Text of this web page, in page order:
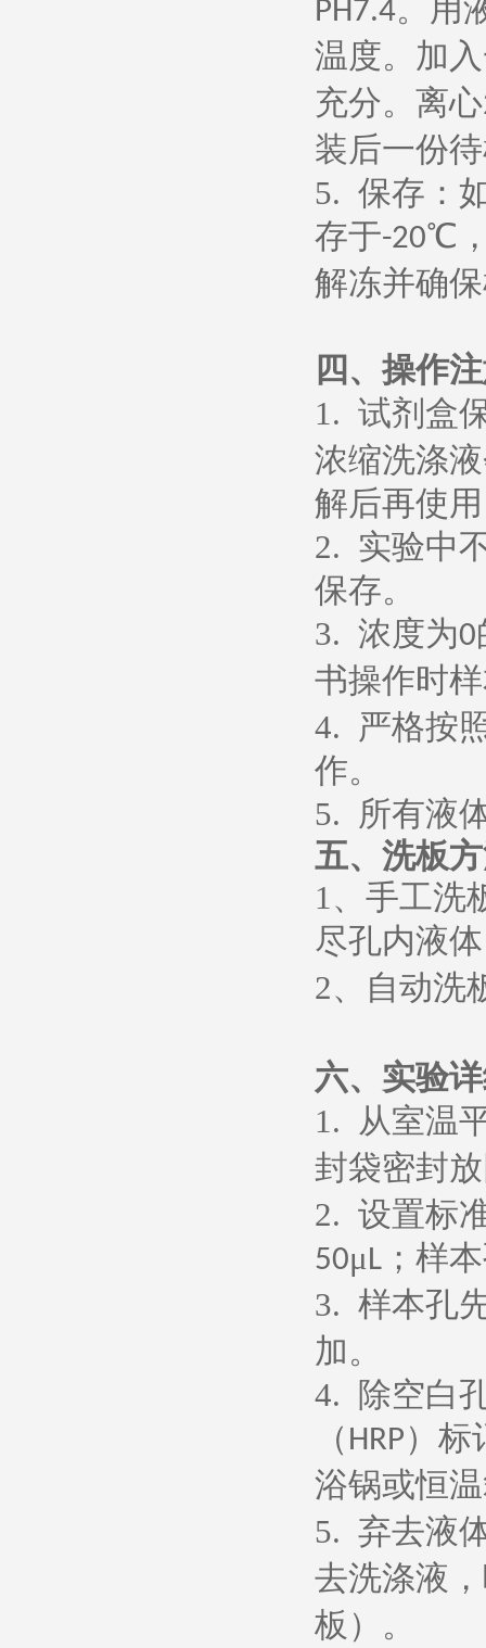
PH7.4。用
温度。加
充分。离心
装后一份
5. 保存：
存于-20℃
解冻并确
四、操作
1. 试剂盒
浓缩洗涤
解后再使
2. 实验中
保存。
3. 浓度为0
书操作时
4. 严格按
作。
5. 所有液
五、 洗板
1、 手工洗
尽孔内液
2、 自动洗
六、 实验
1. 从室温
封袋密封
2. 设置标
50μL ；样
3. 样本孔
加。
4. 除空白
（ HRP）标
浴锅或恒
5. 弃去液
去洗涤液
板）。